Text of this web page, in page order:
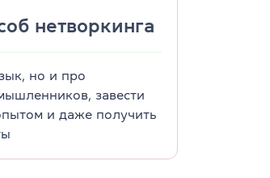
нетворкинга
но и про
завести
и даже получить